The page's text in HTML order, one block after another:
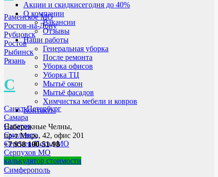
Раменское МО
Ростов-на-Дону
Рубцовск
Ростов
Рыбинск
Рязань
С
Санкт-Петербург
Самара
Саратов
Смоленск
Сергиев-Посад МО
Серпухов МО
Свободный
Симферополь
Акции и скидкисегодня до 40%
О компании
Вакансии
Отзывы
Наши работы
Генеральная уборка
После ремонта
Уборка офисов
Уборка ТЦ
Мытьё окон
Мытьё фасадов
Химчистка мебели и ковров
Контакты
Набережные Челны,
пр-т Мира, 42, офис 201
+7 958 100-51-98
калькулятор стоимости